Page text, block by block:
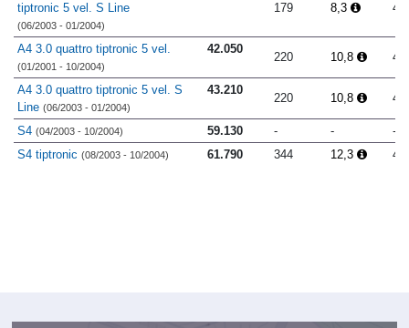
tiptronic 5 vel. S Line
(06/2003 - 01/2004)
179
8,3
A4 3.0 quattro tiptronic 5 vel.
(01/2001 - 10/2004)
42.050
220 10,8
A4 3.0 quattro tiptronic 5 vel. S
Line (06/2003 - 01/2004)
43.210
220 10,8
S4 (04/2003 - 10/2004) 59.130 - -
-
S4 tiptronic (08/2003 - 10/2004) 61.790 344 12,3